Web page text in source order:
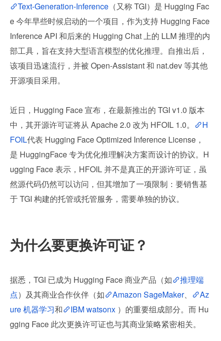
Text-Generation-Inference （又称 TGI）是 Hugging Fac
e 今年早些时候启动的一个项目，作为支持 Hugging Face
Inference API 和后来的 Hugging Chat 上的 LLM 推理的内
部工具，旨在支持大型语言模型的优化推理。自推出后，
该项目迅速流行，并被 Open-Assistant 和 nat.dev 等其他
开源项目采用。
近日，Hugging Face 宣布，在最新推出的 TGI v1.0 版本
中，其开源许可证将从 Apache 2.0 改为 HFOIL 1.0。
H
FOIL代表 Hugging Face Optimized Inference License，
是 HuggingFace 专为优化推理解决方案而设计的协议。H
ugging Face 表示，HFOIL 并不是真正的开源许可证，虽
然源代码仍然可以访问，但其增加了一项限制：要销售基
于 TGI 构建的托管或托管服务，需要单独的协议。
为什么要更换许可证？
据悉，TGI 已成为 Hugging Face 商业产品（如
推理端
点）及其商业合作伙伴（如 Amazon SageMaker、
Az
ure 机器学习和 IBM watsonx ）的重要组成部分。而 Hu
gging Face 此次更换许可证也与其商业策略紧密相关。